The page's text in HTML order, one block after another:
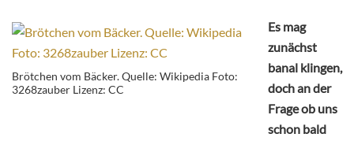
Brötchen vom Bäcker. Quelle: Wikipedia Foto:
3268zauber Lizenz: CC
Es mag
zunächst
banal klingen,
doch an der
Frage ob uns
schon bald